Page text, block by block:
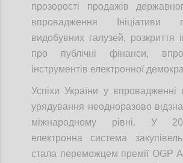
прозорості продажів
впровадження Ініціативи
видобувних галузей, розкриття
про публічні фінанси,
інструментів електронної
Успіхи України у впровадженні
урядування неодноразово
міжнародному рівні. У
електронна система
стала переможцем премії OGP